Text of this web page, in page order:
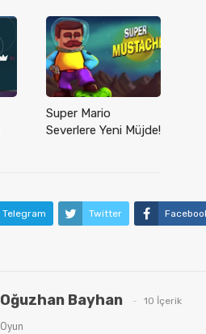
Super Mario
Severlere Yeni Müjde!
Telegram Twitter
Oğuzhan Bayhan 10 İçerik
Oyun